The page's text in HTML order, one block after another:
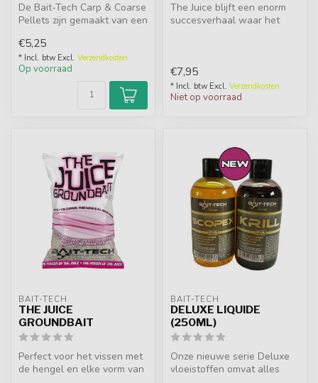
De Bait-Tech Carp & Coarse
Pellets zijn gemaakt van een
€5,25
* Incl. btw Excl. Verzendkosten
Op voorraad
The Juice blijft een enorm
succesverhaal waar het
€7,95
* Incl. btw Excl. Verzendkosten
Niet op voorraad
BAIT-TECH
THE JUICE
GROUNDBAIT
Perfect voor het vissen met
de hengel en elke vorm van
BAIT-TECH
DELUXE LIQUIDE
(250ML)
Onze nieuwe serie Deluxe
vloeistoffen omvat alles